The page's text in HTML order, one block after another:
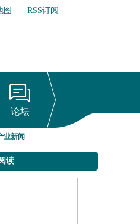
图
RSS订阅
倡议书
论坛
业新闻
读